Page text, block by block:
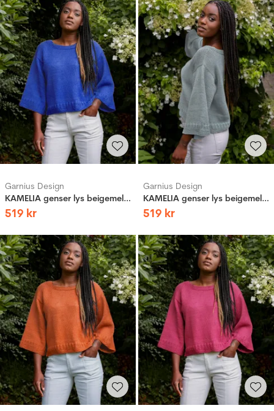
Garnius Design
KAMELIA genser lys beigemelert
519 kr
Garnius Design
KAMELIA genser lys beigemelert
519 kr